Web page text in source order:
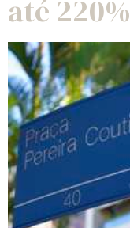
até 220%